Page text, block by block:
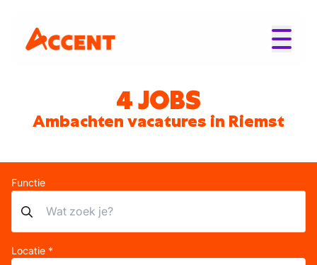
4 JOBS
Ambachten vacatures in Riemst
Functie
Locatie *